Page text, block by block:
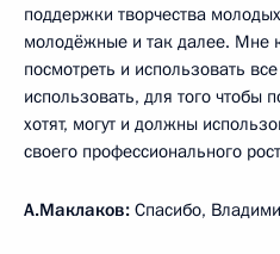
поддержки творчества
молодёжные и так далее. Мне
посмотреть и использовать
использовать, для того чтобы
хотят, могут и должны
своего профессионального
А.Маклаков: Спасибо,